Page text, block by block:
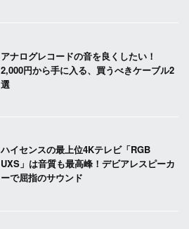
アナログレコードの音を良くしたい！
2,000円から手に入る、買うべきケーブル2
選
ハイセンスの最上位4Kテレビ「RGB
UXS」は音質も最高峰！デビアレスピーカ
ーで屈指のサウンド